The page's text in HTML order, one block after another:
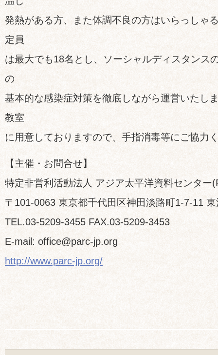
発熱がある方、また体調不良の方はいらっしゃ
定員
は最大でも18名とし、ソーシャルディスタンス
の
基本的な感染症対策を徹底しながら運営いたし
教室
に用意しておりますので、手指消毒等にご協力
【主催・お問合せ】
特定非営利活動法人 アジア太平洋資料センター
〒101-0063 東京都千代田区神田淡路町1-7-11
TEL.03-5209-3455 FAX.03-5209-3453
E-mail: office@parc-jp.org
http://www.parc-jp.org/